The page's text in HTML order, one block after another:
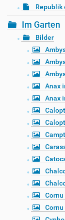
Republik
Im Garten
Bilder
Anax
Anax